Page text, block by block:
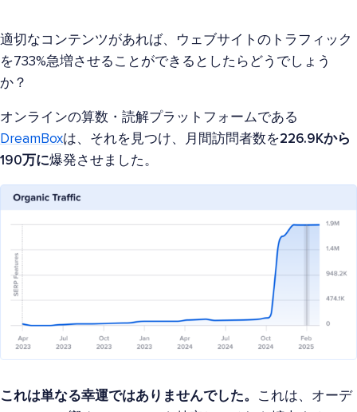
適切なコンテンツがあれば、ウェブサイトのトラフィック
を733%急増させることができるとしたらどうでしょう
か？
オンラインの算数・読解プラットフォームである
DreamBoxは、それを見つけ、月間訪問者数を226.9Kから
190万に爆発させました。
これは単なる幸運ではありませんでした。
これは、オーデ